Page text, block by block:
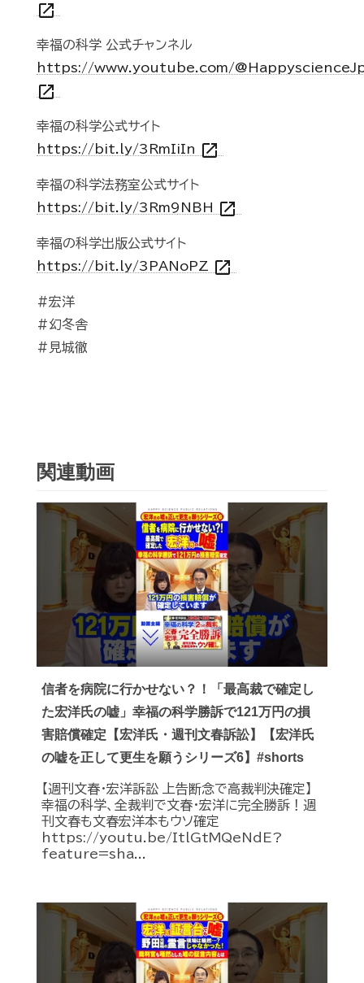
open_in_new
幸福の科学 公式チャンネル
https://www.youtube.com/
open_in_new
幸福の科学公式サイト
https://bit.ly/3RmIiIn open_in_new
幸福の科学法務室公式サイト
https://bit.ly/3Rm9NBH open_in_new
幸福の科学出版公式サイト
https://bit.ly/3PANoPZ open_in_new
#宏洋
#幻冬舎
#見城徹
関連動画
信者を病院に行かせない？！「最高裁で確定し
た宏洋氏の嘘」幸福の科学勝訴で121万円の損
害賠償確定【宏洋氏・週刊文春訴訟】【宏洋氏
の嘘を正して更生を願うシリーズ6】#shorts
【週刊文春・宏洋訴訟 上告断念で高裁判決確定】
幸福の科学、全裁判で文春・宏洋に完全勝訴！週
刊文春も文春宏洋本もウソ確定
https://youtu.be/ItlGtMQeNdE?
feature=sha...